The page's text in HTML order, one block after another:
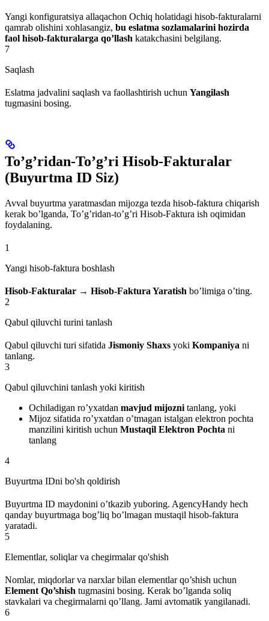
Yangi konfiguratsiya allaqachon Ochiq holatidagi hisob-fakturalarni
qamrab olishini xohlasangiz, bu eslatma sozlamalarini hozirda
faol hisob-fakturalarga qo’llash katakchasini belgilang.
7
Saqlash
Eslatma jadvalini saqlash va faollashtirish uchun Yangilash
tugmasini bosing.
To’g’ridan-To’g’ri Hisob-Fakturalar
(Buyurtma ID Siz)
Avval buyurtma yaratmasdan mijozga tezda hisob-faktura chiqarish
kerak bo’lganda, To’g’ridan-to’g’ri Hisob-Faktura ish oqimidan
foydalaning.
1
Yangi hisob-faktura boshlash
Hisob-Fakturalar → Hisob-Faktura Yaratish bo’limiga o’ting.
2
Qabul qiluvchi turini tanlash
Qabul qiluvchi turi sifatida Jismoniy Shaxs yoki Kompaniya ni
tanlang.
3
Qabul qiluvchini tanlash yoki kiritish
Ochiladigan ro’yxatdan mavjud mijozni tanlang, yoki
Mijoz sifatida ro’yxatdan o’tmagan istalgan elektron pochta
manzilini kiritish uchun Mustaqil Elektron Pochta ni
tanlang
4
Buyurtma IDni bo'sh qoldirish
Buyurtma ID maydonini o’tkazib yuboring. AgencyHandy hech
qanday buyurtmaga bog’liq bo’lmagan mustaqil hisob-faktura
yaratadi.
5
Elementlar, soliqlar va chegirmalar qo'shish
Nomlar, miqdorlar va narxlar bilan elementlar qo’shish uchun
Element Qo’shish tugmasini bosing. Kerak bo’lganda soliq
stavkalari va chegirmalarni qo’llang. Jami avtomatik yangilanadi.
6